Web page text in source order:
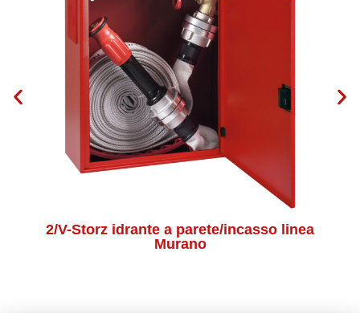
2/V-Storz idrante a parete/incasso linea
Murano